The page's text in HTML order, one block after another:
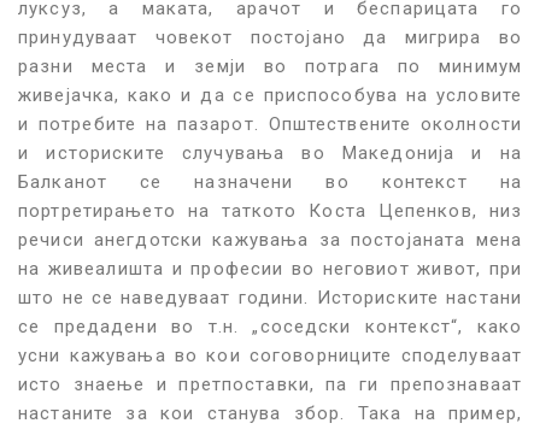
луксуз, а маката, арачот и беспарицата го
принудуваат човекот постојано да мигрира во
разни места и земји во потрага по минимум
живејачка, како и да се приспособува на условите
и потребите на пазарот. Општествените околности
и историските случувања во Македонија и на
Балканот се назначени во контекст на
портретирањето на таткото Коста Цепенков, низ
речиси анегдотски кажувања за постојаната мена
на живеалишта и професии во неговиот живот, при
што не се наведуваат години. Историските настани
се предадени во т.н. „соседски контекст“, како
усни кажувања во кои соговорниците споделуваат
исто знаење и претпоставки, па ги препознаваат
настаните за кои станува збор. Така на пример,